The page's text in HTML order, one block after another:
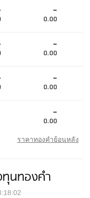
-
0.00
-
0.00
-
0.00
-
0.00
ราคาทองคำย้อนหลัง
ทุนทองคำ